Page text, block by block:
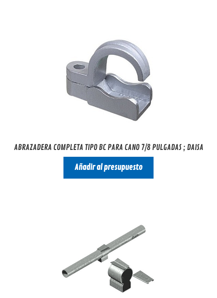
ABRAZADERA COMPLETA TIPO BC PARA CANO 7/8 PULGADAS ; DAISA
Añadir al presupuesto